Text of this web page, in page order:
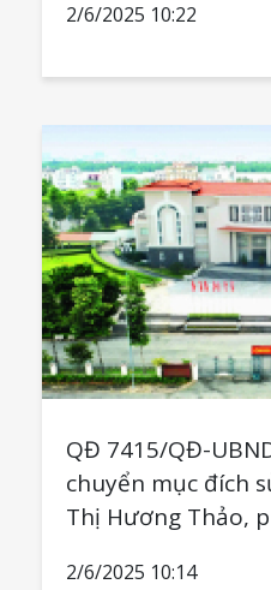
2/6/2025 10:22
QĐ 7415/QĐ-
chuyển mục đích
Thị Hương Thảo,
2/6/2025 10:14